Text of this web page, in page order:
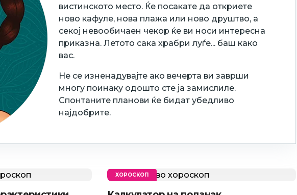
вистинското место. Ќе посакате да откриете
ново кафуле, нова плажа или ново друштво, а
секој невообичаен чекор ќе ви носи интересна
приказна. Летото сака храбри луѓе... баш како
вас.
Не се изненадувајте ако вечерта ви заврши
многу поинаку одошто сте ја замислиле.
Спонтаните планови ќе бидат убедливо
најдобрите.
ХОРОСКОП